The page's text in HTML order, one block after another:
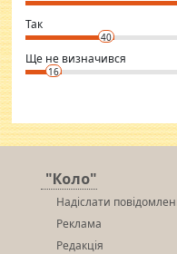
club.
⇒ sakshimirchandani.com
Так
40
Ще не визначився
16
"Коло"
Надіслати
Реклама
Редакція